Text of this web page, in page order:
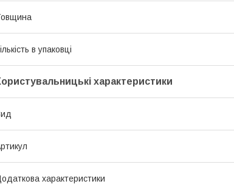
в упаковці
характеристики
характеристики